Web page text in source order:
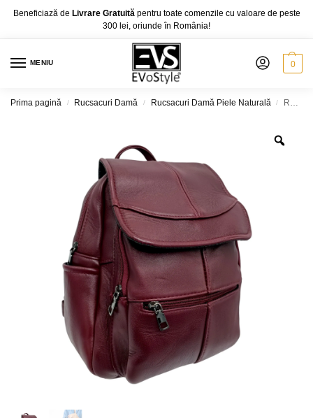
Beneficiază de Livrare Gratuită pentru toate comenzile cu valoare de peste
300 lei, oriunde în România!
MENIU 0
Prima pagină / Rucsacuri Damă / Rucsacuri Damă Piele Naturală / Rucsac Dama Unicat Multicolor Eveline R105, Piele Naturala, diferite modele